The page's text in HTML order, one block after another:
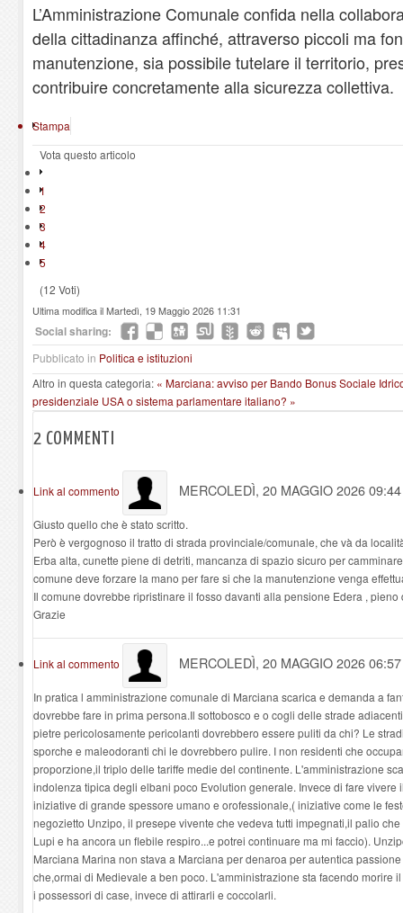
L’Amministrazione Comunale confida nella
della cittadinanza affinché, attraverso piccoli ma
manutenzione, sia possibile tutelare il territorio,
contribuire concretamente alla sicurezza collettiva.
Stampa
Vota questo articolo
1
2
3
4
5
(12 Voti)
Ultima modifica il Martedì, 19 Maggio 2026 11:31
Social sharing:
Pubblicato in Politica e istituzioni
Altro in questa categoria: « Marciana: avviso per Bando Bonus Sociale
presidenziale USA o sistema parlamentare italiano? »
2 COMMENTI
Link al commento MERCOLEDÌ, 20 MAGGIO 2026
Giusto quello che è stato scritto.
Però è vergognoso il tratto di strada provinciale/comunale, che và da
Erba alta, cunette piene di detriti, mancanza di spazio sicuro per
comune deve forzare la mano per fare si che la manutenzione venga
Il comune dovrebbe ripristinare il fosso davanti alla pensione Edera , pieno
Grazie
Link al commento MERCOLEDÌ, 20 MAGGIO 2026
In pratica l amministrazione comunale di Marciana scarica e demanda a
dovrebbe fare in prima persona.Il sottobosco e o cogli delle strade
pietre pericolosamente pericolanti dovrebbero essere puliti da chi? Le
sporche e maleodoranti chi le dovrebbero pulire. I non residenti che
proporzione,il triplo delle tariffe medie del continente. L'amministrazione
indolenza tipica degli elbani poco Evolution generale. Invece di fare vivere
iniziative di grande spessore umano e orofessionale,( iniziative come le
negozietto Unzipo, il presepe vivente che vedeva tutti impegnati,il palio
Lupi e ha ancora un flebile respiro...e potrei continuare ma mi faccio).
Marciana Marina non stava a Marciana per denaroa per autentica
che,ormai di Medievale a ben poco. L'amministrazione sta facendo morire
i possessori di case, invece di attirarli e coccolarli.